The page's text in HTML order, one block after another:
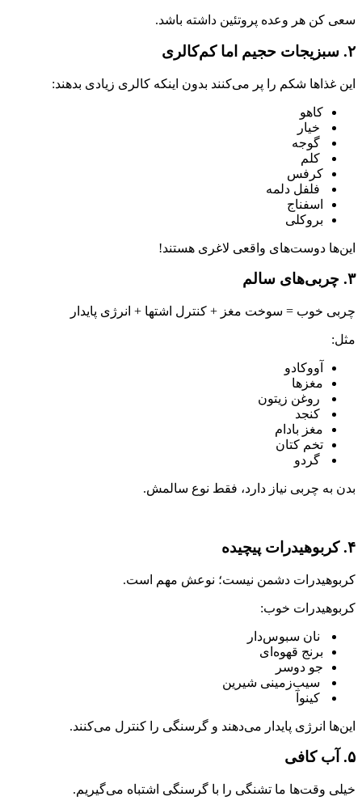
سعی کن هر وعده پروتئین داشته باشد.
۲. سبزیجات حجیم اما کم‌کالری
این غذاها شکم را پر می‌کنند بدون اینکه کالری زیادی بدهند:
کاهو
خیار
گوجه
کلم
کرفس
فلفل دلمه
اسفناج
بروکلی
این‌ها دوست‌های واقعی لاغری هستند!
۳. چربی‌های سالم
چربی خوب = سوخت مغز + کنترل اشتها + انرژی پایدار
مثل:
آووکادو
مغزها
روغن زیتون
کنجد
مغز بادام
تخم کتان
گردو
بدن به چربی نیاز دارد، فقط نوع سالمش.
۴. کربوهیدرات پیچیده
کربوهیدرات دشمن نیست؛ نوعش مهم است.
کربوهیدرات خوب:
نان سبوس‌دار
برنج قهوه‌ای
جو دوسر
سیب‌زمینی شیرین
کینوآ
این‌ها انرژی پایدار می‌دهند و گرسنگی را کنترل می‌کنند.
۵. آب کافی
خیلی وقت‌ها ما تشنگی را با گرسنگی اشتباه می‌گیریم.